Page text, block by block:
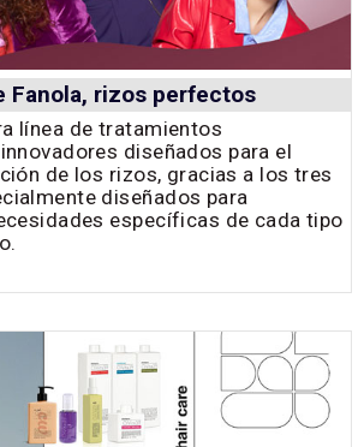
Fanola, rizos perfectos
línea de tratamientos
diseñados para el
de los rizos, gracias a los tres
diseñados para
específicas de cada tipo